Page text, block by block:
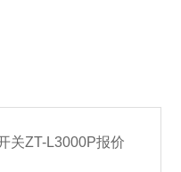
关ZT-L3000P报价